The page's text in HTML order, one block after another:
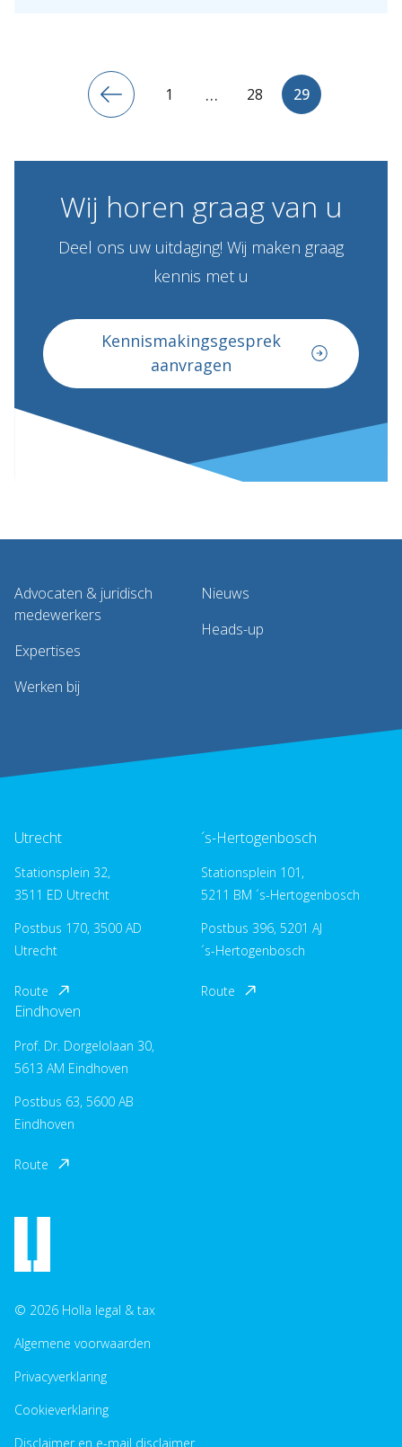
1 … 28 29
Wij horen graagvan u
Deel ons uw uitdaging! Wij maken graag
kennis met u
Kennismakingsgesprek
aanvragen
Advocaten & juridisch
medewerkers
Expertises
Werken bij
Nieuws
Heads-up
Utrecht
Stationsplein 32,
3511 ED Utrecht
Postbus 170, 3500 AD
Utrecht
Route
´s-Hertogenbosch
Stationsplein 101,
5211 BM ´s-Hertogenbosch
Postbus 396, 5201 AJ
´s-Hertogenbosch
Route
Eindhoven
Prof. Dr. Dorgelolaan 30,
5613 AM Eindhoven
Postbus 63, 5600 AB
Eindhoven
Route
© 2026 Holla legal & tax
Algemene voorwaarden
Privacyverklaring
Cookieverklaring
Disclaimer en e-mail disclaimer